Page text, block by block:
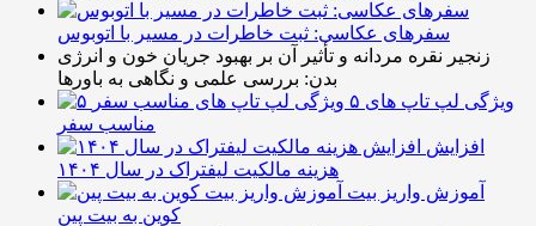
سفرهای عکاسی: ثبت خاطرات در مسیر با اتوبوس
زنجیر نقره مردانه و تأثیر آن بر بهبود جریان خون و انرژی
بدن: بررسی علمی و نگاهی به باورها
۵ ویژگی لپ تاپ های
مناسب سفر
افزایش
هزینه مالکیت لیفتراک در سال ۱۴۰۴
آموزش واریز بیت
کوین به بیت پین